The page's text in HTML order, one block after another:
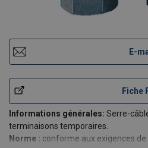
E-
Fiche
Informations générales: Serre-
terminaisons temporaires.
Norme : conforme aux exigences